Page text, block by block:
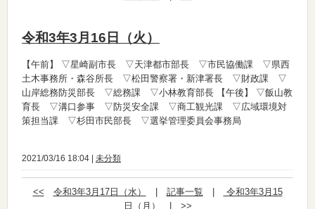
令和3年3月16日（火）
【午前】
▽星崎副市長 ▽天津都市部長 ▽市民協働課 ▽県西
土木事務所・森谷所長 ▽松田警察署・新津署長 ▽財政課 ▽
山岸総務防災部長 ▽総務課 ▽小林教育部長 【午後】
▽飯山教
育長 ▽溝口参事 ▽防災安全課 ▽商工観光課 ▽広域環境対
策担当課 ▽杉田市民部長 ▽選挙管理委員会事務局
2021/03/16 18:04 | 未分類
<< 令和3年3月17日（水） 記事一覧
令和3年3月15
日（月）
>>